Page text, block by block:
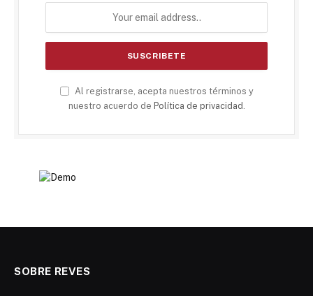
Al registrarse, acepta nuestros términos y
nuestro acuerdo de Política de privacidad
SOBRE REVES